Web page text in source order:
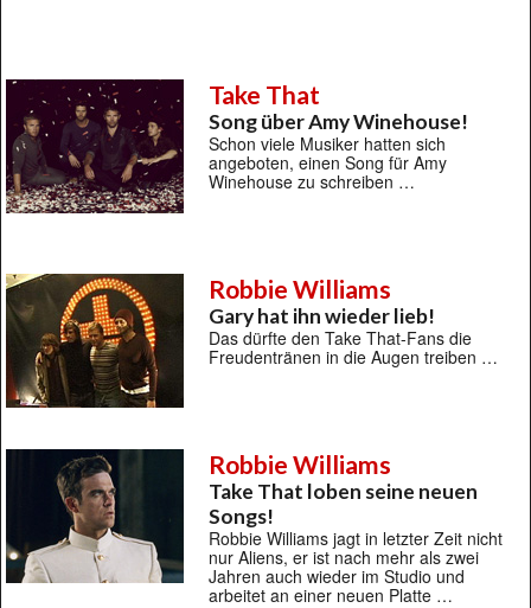
Take That
Song über Amy Winehouse!
Schon viele Musiker hatten sich
angeboten, einen Song für Amy
Winehouse zu schreiben …
Robbie Williams
Gary hat ihn wieder lieb!
Das dürfte den Take That-Fans die
Freudentränen in die Augen treiben …
Robbie Williams
Take That loben seine neuen
Songs!
Robbie Williams jagt in letzter Zeit nicht
nur Aliens, er ist nach mehr als zwei
Jahren auch wieder im Studio und
arbeitet an einer neuen Platte …